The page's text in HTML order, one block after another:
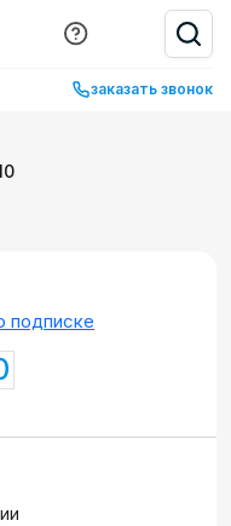
заказать звонок
подписке